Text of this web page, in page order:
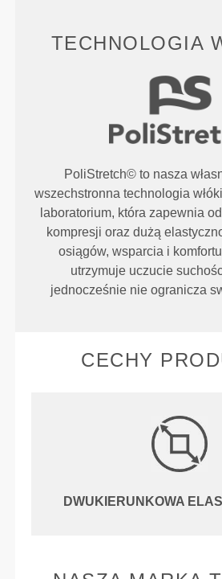
TECHNOLOGIA
PoliStretch© to nasza
wszechstronna technologia
laboratorium, która zapewnia
kompresji oraz dużą
osiągów, wsparcia i
utrzymuje uczucie
jednocześnie nie ogranicza
CECHY
DWUKIERUNKOWA